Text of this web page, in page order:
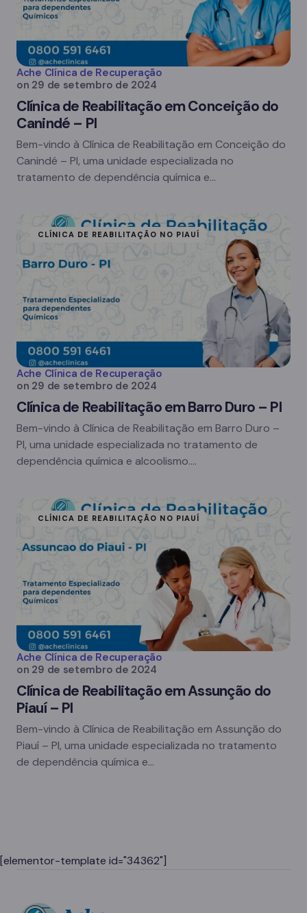
Ache Clínica de Recuperação
on 29 de setembro de 2024
Clínica de Reabilitação em Conceição do
Canindé – PI
Bem-vindo à Clínica de Reabilitação em Conceição do
Canindé – PI, uma unidade especializada no
tratamento de dependência química e…
CLÍNICA DE REABILITAÇÃO NO PIAUÍ
Ache Clínica de Recuperação
on 29 de setembro de 2024
Clínica de Reabilitação em Barro Duro – PI
Bem-vindo à Clínica de Reabilitação em Barro Duro –
PI, uma unidade especializada no tratamento de
dependência química e alcoolismo.…
CLÍNICA DE REABILITAÇÃO NO PIAUÍ
Ache Clínica de Recuperação
on 29 de setembro de 2024
Clínica de Reabilitação em Assunção do
Piauí – PI
Bem-vindo à Clínica de Reabilitação em Assunção do
Piauí – PI, uma unidade especializada no tratamento
de dependência química e…
[elementor-template id="34362"]